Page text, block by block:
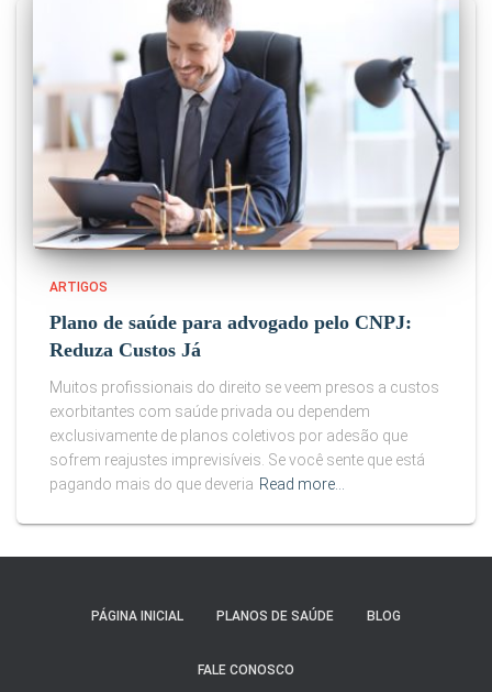
ARTIGOS
Plano de saúde para advogado pelo CNPJ:
Reduza Custos Já
Muitos profissionais do direito se veem presos a custos
exorbitantes com saúde privada ou dependem
exclusivamente de planos coletivos por adesão que
sofrem reajustes imprevisíveis. Se você sente que está
pagando mais do que deveria Read more…
PÁGINA INICIAL PLANOS DE SAÚDE BLOG
FALE CONOSCO